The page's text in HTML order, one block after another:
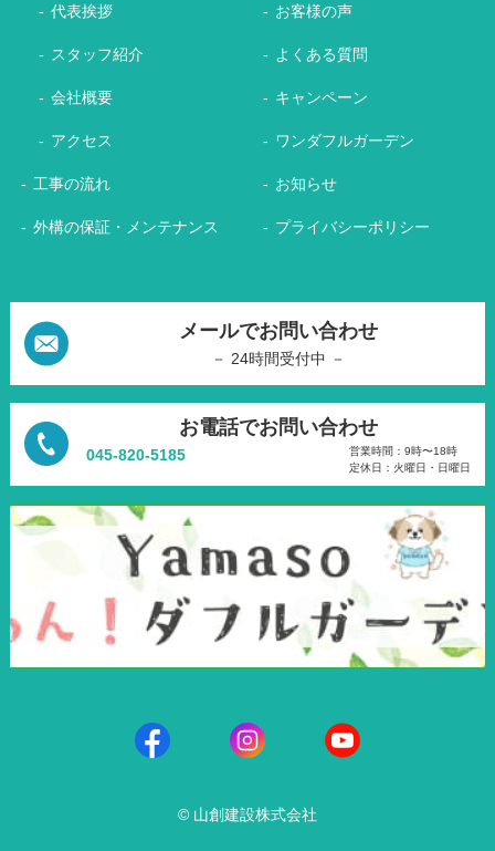
代表挨拶
スタッフ紹介
会社概要
アクセス
工事の流れ
外構の保証・メンテナンス
お客様の声
よくある質問
キャンペーン
ワンダフルガーデン
お知らせ
プライバシーポリシー
メールでお問い合わせ
－ 24時間受付中 －
お電話でお問い合わせ
045-820-5185
営業時間：9時〜18時
定休日：火曜日・日曜日
© 山創建設株式会社